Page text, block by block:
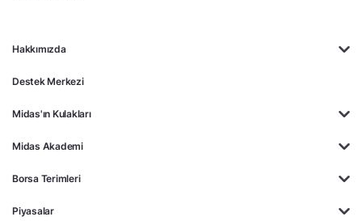
Hakkımızda
Destek Merkezi
Midas'ın Kulakları
Midas Akademi
Borsa Terimleri
Piyasalar